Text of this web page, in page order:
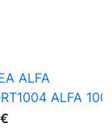
ALFA
ALFA